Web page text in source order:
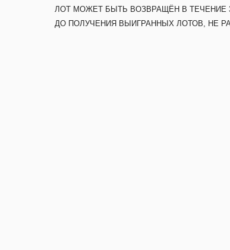
ЛОТ МОЖЕТ БЫТЬ ВОЗВРАЩЁН В ТЕЧЕНИЕ
ДО ПОЛУЧЕНИЯ ВЫИГРАННЫХ ЛОТОВ, НЕ